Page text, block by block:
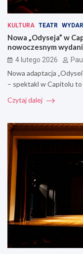
KULTURA TEATR
Nowa „Odyseja” w
nowoczesnym
4 lutego 2026
Nowa adaptacja
– spektakl w Capitolu
Czytaj dalej